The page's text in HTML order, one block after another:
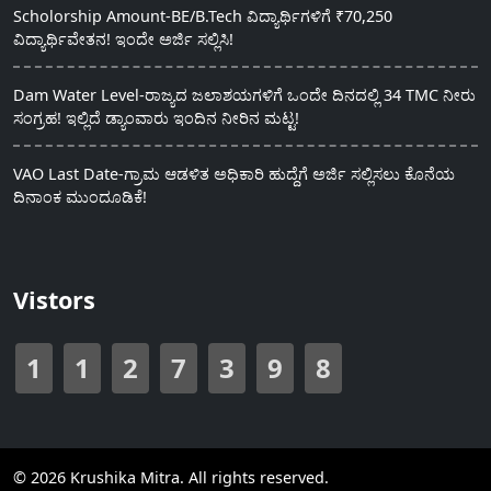
Scholorship Amount-BE/B.Tech ವಿದ್ಯಾರ್ಥಿಗಳಿಗೆ ₹70,250
ವಿದ್ಯಾರ್ಥಿವೇತನ! ಇಂದೇ ಅರ್ಜಿ ಸಲ್ಲಿಸಿ!
Dam Water Level-ರಾಜ್ಯದ ಜಲಾಶಯಗಳಿಗೆ ಒಂದೇ ದಿನದಲ್ಲಿ 34 TMC ನೀರು
ಸಂಗ್ರಹ! ಇಲ್ಲಿದೆ ಡ್ಯಾಂವಾರು ಇಂದಿನ ನೀರಿನ ಮಟ್ಟ!
VAO Last Date-ಗ್ರಾಮ ಆಡಳಿತ ಅಧಿಕಾರಿ ಹುದ್ದೆಗೆ ಅರ್ಜಿ ಸಲ್ಲಿಸಲು ಕೊನೆಯ
ದಿನಾಂಕ ಮುಂದೂಡಿಕೆ!
Vistors
1 1 2 7 3 9 8
© 2026 Krushika Mitra. All rights reserved.